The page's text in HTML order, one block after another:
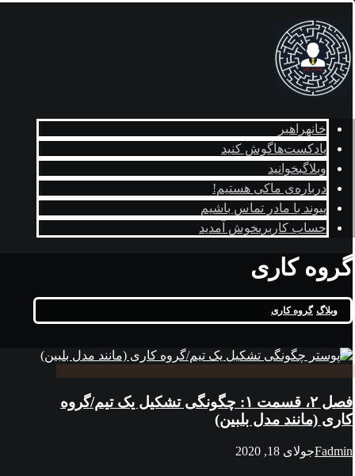
خانهراهبر
پادکست‌هاگوش کنید
وبلاگبخوانید
درباره‌ی ماکی هستیم!
پیوند با مادر تماس باشیم
حساب کاربریخوش آمدید
گروه کاری
وبلاگ گروه کاری
فصل ۲، قسمت ۱: چگونگی تشکیل یک تیم/گروه
کاری (مانند مدل بلبین)
Fadminجولای 18, 2020